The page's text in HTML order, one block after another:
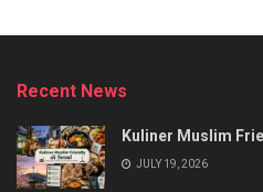
Recent News
Kuliner Muslim
JULY 19, 2026